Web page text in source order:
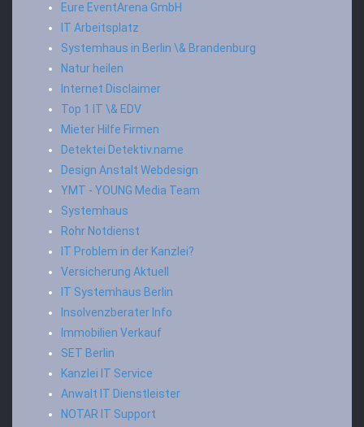
Eure EventArena GmbH
IT Arbeitsplatz
Systemhaus in Berlin \& Brandenburg
Natur heilen
Internet Disclaimer
Top 1 IT \& EDV
Mieter Hilfe Firmen
Detektei Detektiv.name
Design Anstalt Webdesign
YMT - YOUNG Media Team
Systemhaus
Rohr Notdienst
IT Problem in der Kanzlei?
Versicherung Aktuell
IT Systemhaus Berlin
Insolvenzberater Info
Immobilien Verkauf
SET Berlin
Kanzlei IT Service
Anwalt IT Dienstleister
NOTAR IT Support